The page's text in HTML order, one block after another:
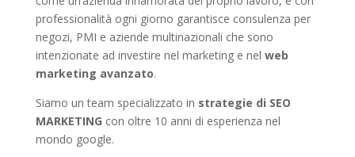
professionalità ogni giorno garantisce consulenza per
negozi, PMI e aziende multinazionali che sono
intenzionate ad investire nel marketing e nel web
marketing avanzato.
Siamo un team specializzato in strategie di SEO
MARKETING con oltre 10 anni di esperienza nel
mondo google.